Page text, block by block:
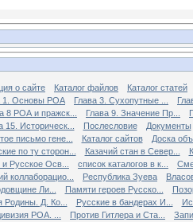
о сайте Каталог файлов
Каталог статей
1. Основы РОА Глава 3. Сухопутные ...
8 РОА и пражск... Глава 9. Значение Пр...
15. Историческ... Послесловие
Документы
письмо гене... Каталог сайтов
Доска
по ту сторон... Казачий стан в Север...
и Русское Осв... список каталогов в к...
коллаборацио... Республика Зуева
Ли... Памяти героев Русско...
Родины. Д. Ко... Русские в бандерах И...
РОА. ... Против Гитлера и Ста...